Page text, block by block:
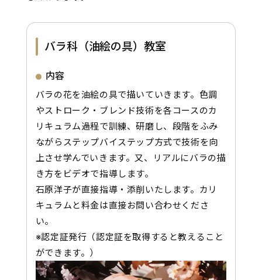
バラ科（油絵の具）教室
内容
バラの花を油絵の具で描いていきます。色調
やストローク・ブレンド技術を各コースのカ
リキュラム過程で訓練、研磨し、段階をふみ
ながらステップバイステップ方式で技術を向
上させ学んでいきます。又、リアルにバラの描
き方をビデオで指導します。
石原洋子が直接指導・添削いたします。カリ
キュラムと料金は直接お問い合わせくださ
い。
※認定証発行（認定証を取得すると教えること
ができます。）